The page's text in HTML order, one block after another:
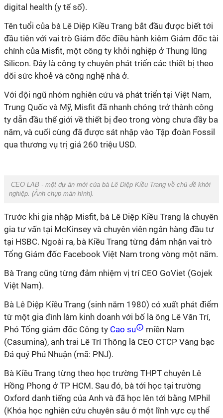
digital health (y tế số).
Tên tuổi của bà Lê Diệp Kiều Trang bắt đầu được biết tới
đầu tiên với vai trò Giám đốc điều hành kiêm Giám đốc tài
chính của Misfit, một công ty khởi nghiệp ở Thung lũng
Silicon. Đây là công ty chuyên phát triển các thiết bị theo
dõi sức khoẻ và công nghệ nhà ở.
Với đội ngũ nhóm nghiên cứu và phát triển tại Việt Nam,
Trung Quốc và Mỹ, Misfit đã nhanh chóng trở thành công
ty dẫn đầu thế giới về thiết bị đeo trong vòng chưa đầy ba
năm, và cuối cùng đã được sát nhập vào Tập đoàn Fossil
qua thương vụ trị giá 260 triệu USD.
CEO LAB - một dự án mới của bà Lê Diệp Kiều Trang về chủ đề khởi
nghiệp. (Ảnh chụp màn hình).
Trước khi gia nhập Misfit, bà Lê Diệp Kiều Trang là chuyên
gia tư vấn tại McKinsey và chuyên viên ngân hàng đầu tư
tại HSBC. Ngoài ra, bà Kiều Trang từng đảm nhận vai trò
Tổng Giám đốc Facebook Việt Nam trong vòng một năm.
Bà Trang cũng từng đảm nhiệm vị trí CEO GoViet (Gojek
Việt Nam).
Bà Lê Diệp Kiều Trang (sinh năm 1980) có xuất phát điểm
từ một gia đình làm kinh doanh với bố là ông Lê Văn Trí,
Phó Tổng giám đốc Công ty Cao su
miền Nam
(Casumina), anh trai Lê Trí Thông là CEO CTCP Vàng bạc
Đá quý Phú Nhuận (mã: PNJ).
Bà Kiều Trang từng theo học trường THPT chuyên Lê
Hồng Phong ở TP HCM. Sau đó, bà tới học tại trường
Oxford danh tiếng của Anh và đã học lên tới bằng MPhil
(Khóa học nghiên cứu chuyên sâu ở một lĩnh vực cụ thể